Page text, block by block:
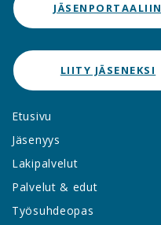
JÄSENPORTAALIIN
LIITY JÄSENEKSI
Etusivu
Jäsenyys
Lakipalvelut
Palvelut & edut
Työsuhdeopas